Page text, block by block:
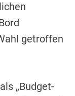
getroffen
„Budget-